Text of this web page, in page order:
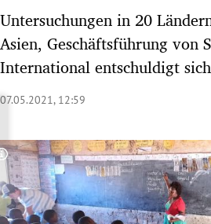
Untermenü
Untermenü
Untermenü
Untermenü
Untersuchungen in 20
Asien, Geschäftsführung von
International entschuldigt
07.05.2021, 12:59
Copyright-Hinweis öffnen/schließen